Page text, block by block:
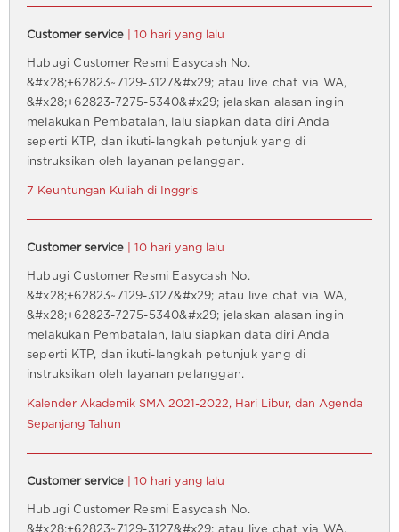
Customer service | 10 hari yang lalu
Hubugi Customer Resmi Easycash No.
&#x28;+62823~7129-3127&#x29; atau live chat via WA,
&#x28;+62823-7275-5340&#x29; jelaskan alasan ingin
melakukan Pembatalan, lalu siapkan data diri Anda
seperti KTP, dan ikuti-langkah petunjuk yang di
instruksikan oleh layanan pelanggan.
7 Keuntungan Kuliah di Inggris
Customer service | 10 hari yang lalu
Hubugi Customer Resmi Easycash No.
&#x28;+62823~7129-3127&#x29; atau live chat via WA,
&#x28;+62823-7275-5340&#x29; jelaskan alasan ingin
melakukan Pembatalan, lalu siapkan data diri Anda
seperti KTP, dan ikuti-langkah petunjuk yang di
instruksikan oleh layanan pelanggan.
Kalender Akademik SMA 2021-2022, Hari Libur, dan Agenda
Sepanjang Tahun
Customer service | 10 hari yang lalu
Hubugi Customer Resmi Easycash No.